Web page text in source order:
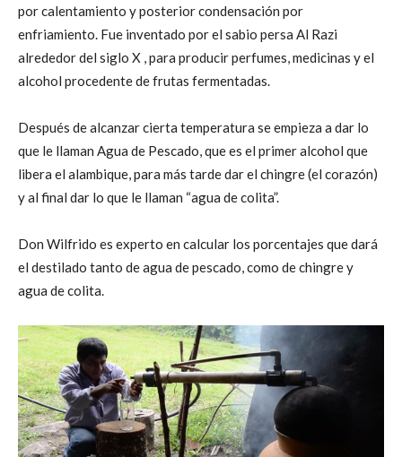
por calentamiento y posterior condensación por
enfriamiento. Fue inventado por el sabio persa Al Razi
alrededor del siglo X , para producir perfumes, medicinas y el
alcohol procedente de frutas fermentadas.
Después de alcanzar cierta temperatura se empieza a dar lo
que le llaman Agua de Pescado, que es el primer alcohol que
libera el alambique, para más tarde dar el chingre (el corazón)
y al final dar lo que le llaman “agua de colita”.
Don Wilfrido es experto en calcular los porcentajes que dará
el destilado tanto de agua de pescado, como de chingre y
agua de colita.